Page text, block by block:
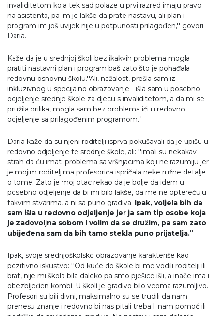
invaliditetom koja tek sad polaze u prvi razred imaju pravo
na asistenta, pa im je lakše da prate nastavu, ali plan i
program im još uvijek nije u potpunosti prilagođen,'' govori
Daria.
Kaže da je u srednjoj školi bez ikakvih problema mogla
pratiti nastavni plan i program baš zato što je pohađala
redovnu osnovnu školu.''Ali, nažalost, prešla sam iz
inkluzivnog u specijalno obrazovanje - išla sam u posebno
odjeljenje srednje škole za djecu s invaliditetom, a da mi se
pružila prilika, mogla sam bez problema ići u redovno
odjeljenje sa prilagođenim programom.''
Daria kaže da su njeni roditelji isprva pokušavali da je upišu u
redovno odjeljenje te srednje škole, ali: ''imali su nekakav
strah da ću imati problema sa vršnjacima koji ne razumiju jer
je mojim roditeljima profesorica ispričala neke ružne detalje
o tome. Zato je moj otac rekao da je bolje da idem u
posebno odjeljenje da bi mi bilo lakše, da me ne opterećuju
takvim stvarima, a ni sa puno gradiva. Ipak, voljela bih da
sam išla u redovno odjeljenje jer ja sam tip osobe koja
je zadovoljna sobom i volim da se družim, pa sam zato
ubijeđena sam da bih tamo stekla puno prijatelja.''
Ipak, svoje srednjoškolsko obrazovanje karakteriše kao
pozitivno iskustvo: ''Od kuće do škole bi me vodili roditelji ili
brat, nije mi škola bila daleko pa smo pješice išli, a inače ima i
obezbijeđen kombi. U školi je gradivo bilo veoma razumljivo.
Profesori su bili divni, maksimalno su se trudili da nam
prenesu znanje i redovno bi nas pitali treba li nam pomoć ili